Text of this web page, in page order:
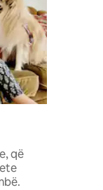
që